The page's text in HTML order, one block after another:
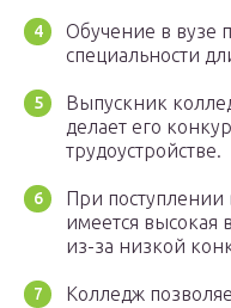
Обучение в вузе
специальности
Выпускник
делает его
трудоустройстве.
При поступлении
имеется высокая
из-за низкой
Колледж